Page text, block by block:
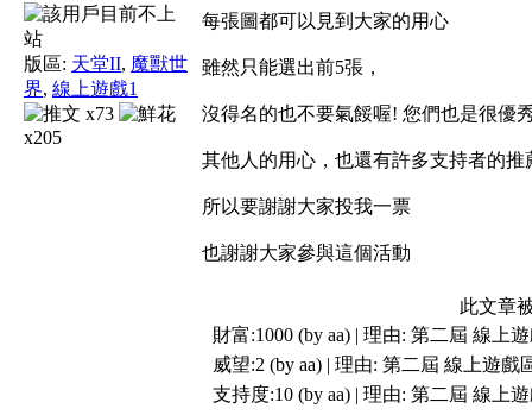
版區: 天堂II, 魔獸世
界, 線上遊戲1
x73
x205
每張圖都可以見到大家的用心
雖然只能選出前5張，
沒得名的也不要氣餒喔! 您們也是很優
其他人的用心，也還有許多支持者的推
所以要謝謝大家投我一票
也謝謝大家參與這個活動
此文章
財富:1000 (by aa) | 理由: 第二屆 線上
威望:2 (by aa) | 理由: 第二屆 線上遊戲
支持度:10 (by aa) | 理由: 第二屆 線上